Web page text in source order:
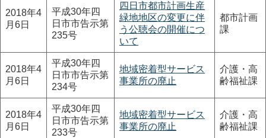
2018年4
月6日
平成30年四
日市市告示第
235号
四日市都市計画生産
緑地地区の変更に伴
う公聴会の開催につ
いて
都市計画
課
2018年4
月6日
平成30年四
日市市告示第
234号
地域密着型サービス
事業所の廃止
介護・高
齢福祉課
2018年4
月6日
平成30年四
日市市告示第
233号
地域密着型サービス
事業所の廃止
介護・高
齢福祉課